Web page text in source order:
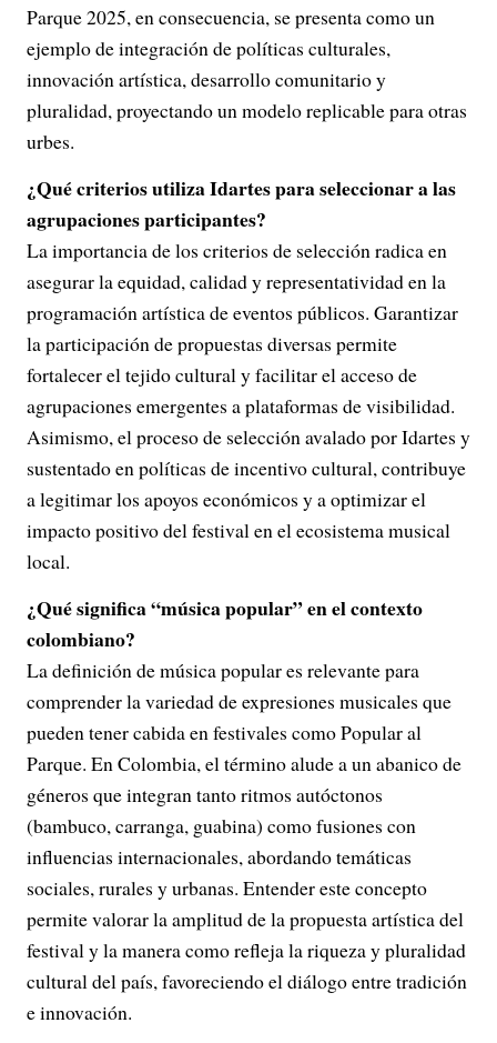
Parque 2025, en consecuencia, se presenta como un
ejemplo de integración de políticas culturales,
innovación artística, desarrollo comunitario y
pluralidad, proyectando un modelo replicable para otras
urbes.
¿Qué criterios utiliza Idartes para seleccionar a las
agrupaciones participantes?
La importancia de los criterios de selección radica en
asegurar la equidad, calidad y representatividad en la
programación artística de eventos públicos. Garantizar
la participación de propuestas diversas permite
fortalecer el tejido cultural y facilitar el acceso de
agrupaciones emergentes a plataformas de visibilidad.
Asimismo, el proceso de selección avalado por Idartes y
sustentado en políticas de incentivo cultural, contribuye
a legitimar los apoyos económicos y a optimizar el
impacto positivo del festival en el ecosistema musical
local.
¿Qué significa “música popular” en el contexto
colombiano?
La definición de música popular es relevante para
comprender la variedad de expresiones musicales que
pueden tener cabida en festivales como Popular al
Parque. En Colombia, el término alude a un abanico de
géneros que integran tanto ritmos autóctonos
(bambuco, carranga, guabina) como fusiones con
influencias internacionales, abordando temáticas
sociales, rurales y urbanas. Entender este concepto
permite valorar la amplitud de la propuesta artística del
festival y la manera como refleja la riqueza y pluralidad
cultural del país, favoreciendo el diálogo entre tradición
e innovación.